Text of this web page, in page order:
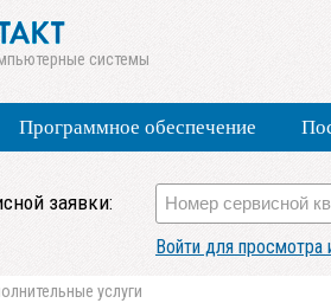
Программное обеспечение
системы
заявки:
Войти для просмотра
услуги